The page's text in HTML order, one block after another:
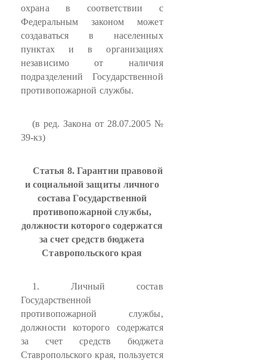
охрана в соответствии с
Федеральным законом может
создаваться в населенных
пунктах и в организациях
независимо от наличия
подразделений Государственной
противопожарной службы.
(в ред. Закона от 28.07.2005 №
39-кз)
Статья 8. Гарантии правовой
и социальной защиты личного
состава Государственной
противопожарной службы,
должности которого содержатся
за счет средств бюджета
Ставропольского края
1. Личный состав
Государственной
противопожарной службы,
должности которого содержатся
за счет средств бюджета
Ставропольского края, пользуется